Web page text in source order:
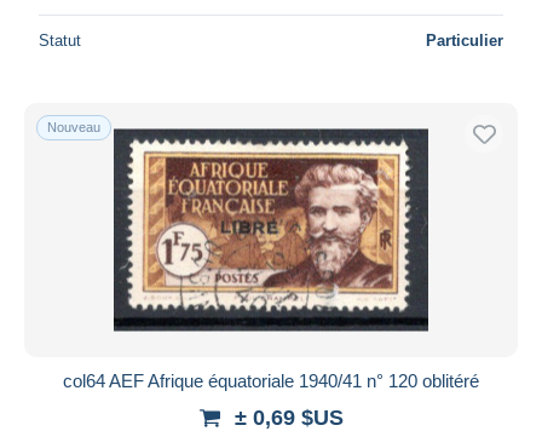
Statut Particulier
Nouveau
col64 AEF Afrique équatoriale 1940/41 n° 120 oblitéré
± 0,69 $US